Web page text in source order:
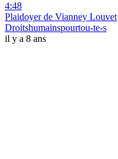
4:48
Plaidoyer de Vianney Louvet
Droitshumainspourtou-te-s
il y a 8 ans